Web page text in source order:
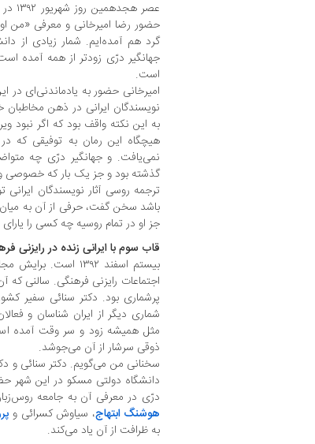
عصر هجدهمین روز شهریور ۱۳۹۲ در انستیتو ادبیات
حضور رضا امیرخانی و معرفی
گرد هم آمده‌ایم. شمار زیادی از
جهانگیر درّی زودتر از همه آمده
است.
امیرخانی حضور به یادماندنی‌ای
نویسندگان ایرانی در ذهن
به این نکته واقف بود که اگر نبود
هیچگاه این رمان به توفیقی
نمی‌یافت. و جهانگیر درّی چه
گذشته بود و جز یک بار که خصوصی و
ترجمه روسی آثار نویسندگان
باشد سخن گفت، حرفی از آن به میان
جز او در تمام روسیه چه کسی را
قاب سوم با ایرانی زنده در رایزنی
بیستم اسفند ۱۳۹۲
اجتماعات رایزنی فرهنگی. سالنی که
پرشماری بود. دکتر سنائی سفیر
شماری دیگر از ایران شناسان و
مثل همیشه زود و سر وقت آمده
ذوقی سرشار از آن می‌جوشد. ‌‌
سخنانی من می‌گویم. دکتر سنائی و
دانشگاه دولتی مسکو در این شهر
درّی در معرفی آن به جامعه
هوشنگ ابتهاج، سیاوش کسرائی و
به ظرافت از آن یاد می‌کند.